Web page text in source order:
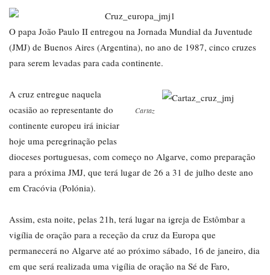
O papa João Paulo II entregou na Jornada Mundial da Juventude
(JMJ) de Buenos Aires (Argentina), no ano de 1987, cinco cruzes
para serem levadas para cada continente.
Cartaz
A cruz entregue naquela
ocasião ao representante do
continente europeu irá iniciar
hoje uma peregrinação pelas
dioceses portuguesas, com começo no Algarve, como preparação
para a próxima JMJ, que terá lugar de 26 a 31 de julho deste ano
em Cracóvia (Polónia).
Assim, esta noite, pelas 21h, terá lugar na igreja de Estômbar a
vigília de oração para a receção da cruz da Europa que
permanecerá no Algarve até ao próximo sábado, 16 de janeiro, dia
em que será realizada uma vigília de oração na Sé de Faro,